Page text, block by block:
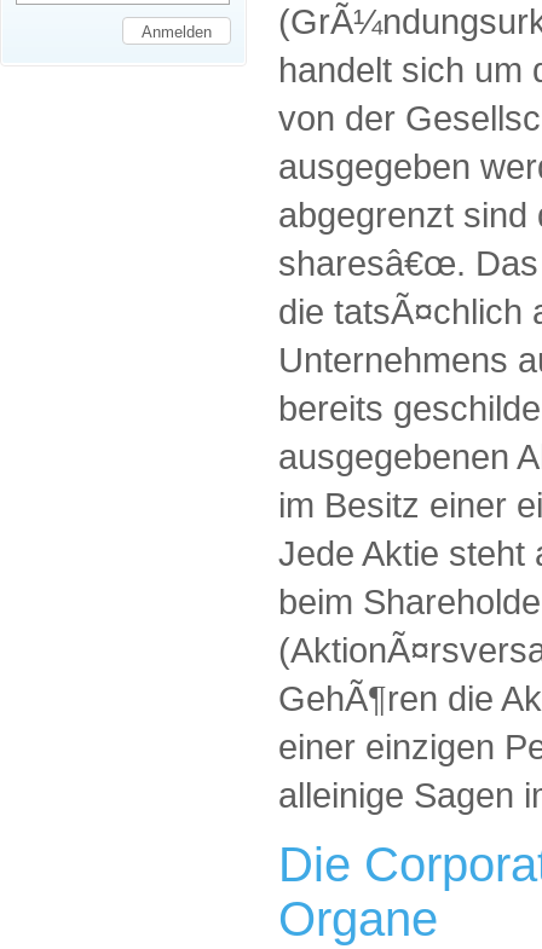
handelt sich um
von der
ausgegeben
abgegrenzt sind
sharesâ€œ. Das
die tatsÃ¤chlich
Unternehmens
bereits
ausgegebenen
im Besitz einer
Jede Aktie
beim
GehÃ¶ren die
einer einzigen
alleinige Sagen
Die
Organe